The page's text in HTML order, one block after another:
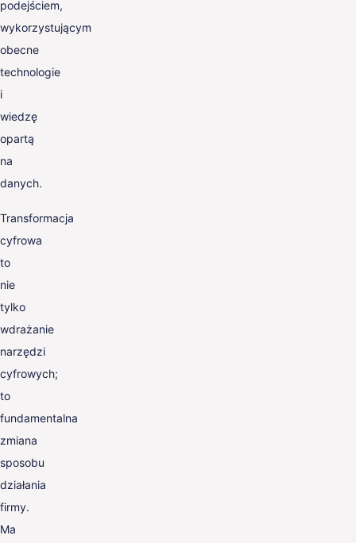
podejściem,
wykorzystującym
obecne
technologie
i
wiedzę
opartą
na
danych.
Transformacja
cyfrowa
to
nie
tylko
wdrażanie
narzędzi
cyfrowych;
to
fundamentalna
zmiana
sposobu
działania
firmy.
Ma